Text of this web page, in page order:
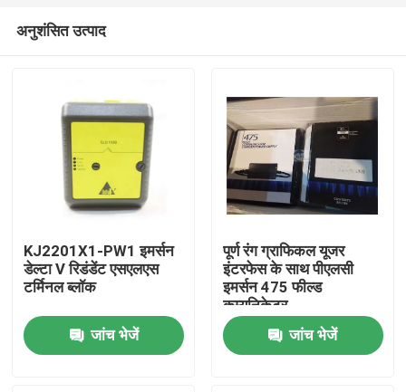
अनुशंसित उत्पाद
KJ2201X1-PW1 इमर्सन
डेल्टा V रिडंडेंट एसएलएस
टर्मिनल ब्लॉक
जांच भेजें
पूर्ण रंग ग्राफिकल यूजर
इंटरफेस के साथ पीएलसी
इमर्सन 475 फील्ड
कम्युनिकेटर
जांच भेजें